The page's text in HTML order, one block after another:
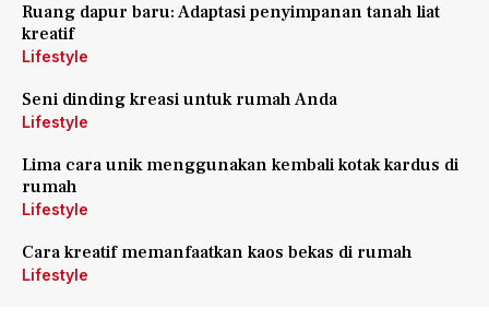
Ruang dapur baru: Adaptasi penyimpanan tanah liat
kreatif
Lifestyle
Seni dinding kreasi untuk rumah Anda
Lifestyle
Lima cara unik menggunakan kembali kotak kardus di
rumah
Lifestyle
Cara kreatif memanfaatkan kaos bekas di rumah
Lifestyle